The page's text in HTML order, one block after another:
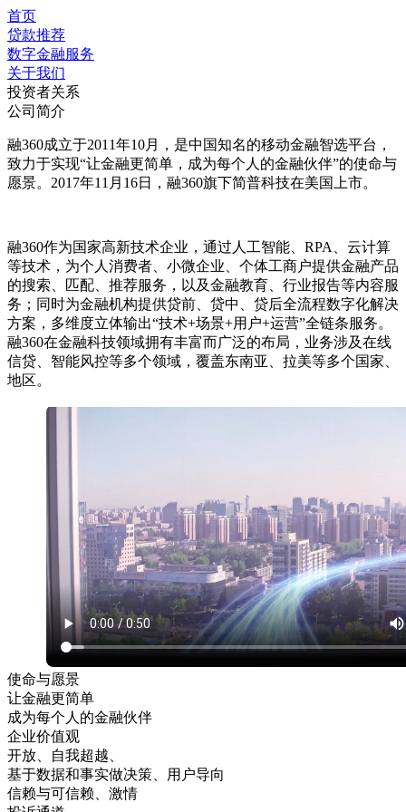
首页
贷款推荐
数字金融服务
关于我们
投资者关系
公司简介
融360成立于2011年10月，是中国知名的移动金融智选平台，
致力于实现“让金融更简单，成为每个人的金融伙伴”的使命与
愿景。2017年11月16日，融360旗下简普科技在美国上市。
融360作为国家高新技术企业，通过人工智能、RPA、云计算
等技术，为个人消费者、小微企业、个体工商户提供金融产品
的搜索、匹配、推荐服务，以及金融教育、行业报告等内容服
务；同时为金融机构提供贷前、贷中、贷后全流程数字化解决
方案，多维度立体输出“技术+场景+用户+运营”全链条服务。
融360在金融科技领域拥有丰富而广泛的布局，业务涉及在线
信贷、智能风控等多个领域，覆盖东南亚、拉美等多个国家、
地区。
使命与愿景
让金融更简单
成为每个人的金融伙伴
企业价值观
开放、自我超越、
基于数据和事实做决策、用户导向
信赖与可信赖、激情